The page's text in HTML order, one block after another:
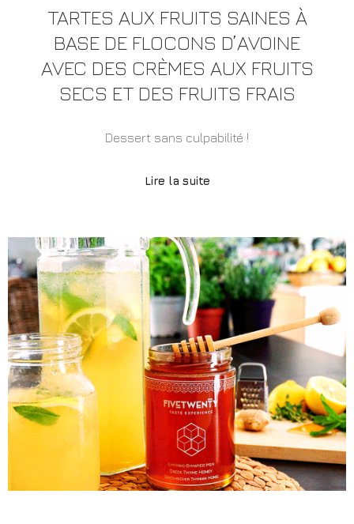
TARTES AUX FRUITS SAINES À
BASE DE FLOCONS D’AVOINE
AVEC DES CRÈMES AUX FRUITS
SECS ET DES FRUITS FRAIS
Dessert sans culpabilité !
Lire la suite